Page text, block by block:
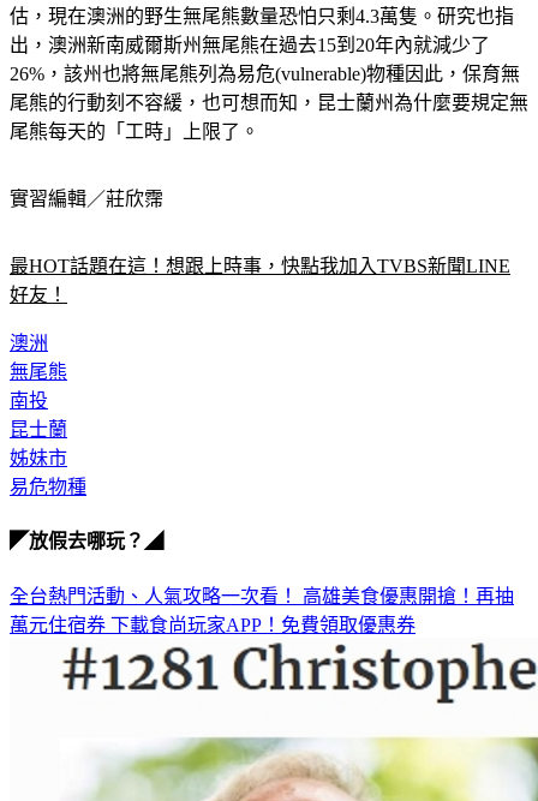
估，現在澳洲的野生無尾熊數量恐怕只剩4.3萬隻。研究也指
出，澳洲新南威爾斯州無尾熊在過去15到20年內就減少了
26%，該州也將無尾熊列為易危(vulnerable)物種因此，保育無
尾熊的行動刻不容緩，也可想而知，昆士蘭州為什麼要規定無
尾熊每天的「工時」上限了。
實習編輯／莊欣霈
最HOT話題在這！想跟上時事，快點我加入TVBS新聞LINE
好友！
澳洲
無尾熊
南投
昆士蘭
姊妹市
易危物種
◤放假去哪玩？◢
全台熱門活動、人氣攻略一次看！ 高雄美食優惠開搶！再抽
萬元住宿券 下載食尚玩家APP！免費領取優惠券